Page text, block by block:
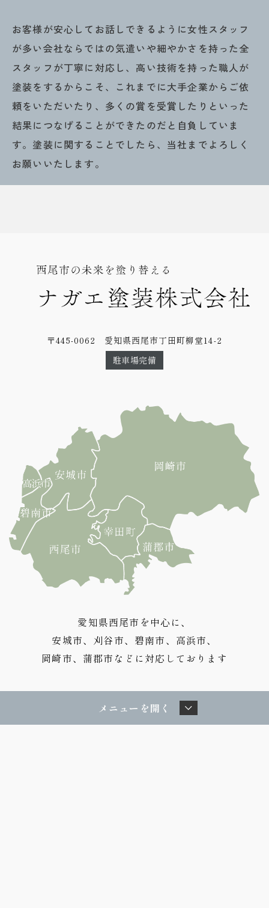
お客様が安心してお話しできるように女性スタッフ
が多い会社ならではの気遣いや細やかさを持った全
スタッフが丁寧に対応し、高い技術を持った職人が
塗装をするからこそ、これまでに大手企業からご依
頼をいただいたり、多くの賞を受賞したりといった
結果につなげることができたのだと自負していま
す。塗装に関することでしたら、当社までよろしく
お願いいたします。
〒445-0062 愛知県西尾市丁田町柳堂14-2
駐車場完備
愛知県西尾市を中心に、
安城市、刈谷市、碧南市、高浜市、
岡崎市、蒲郡市などに対応しております
メニューを開く